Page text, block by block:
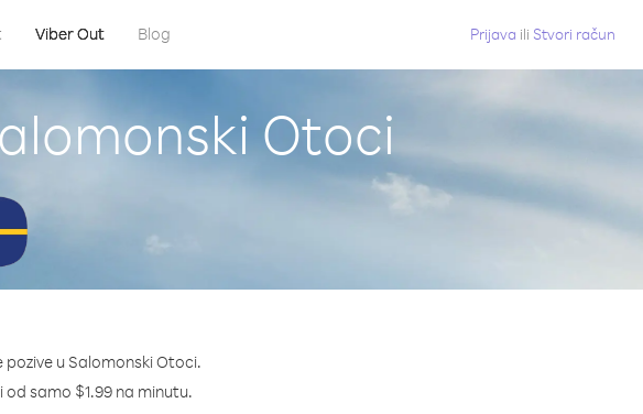
Viber Out Blog Prijava ili Stvori račun
Otoci
u Salomonski Otoci.
od samo $1.99 na minutu.